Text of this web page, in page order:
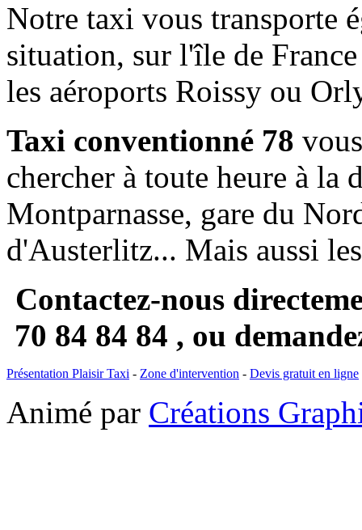
Notre taxi vous transporte
situation, sur l'île de
les aéroports Roissy ou
Taxi conventionné 78
chercher à toute heure à la
Montparnasse, gare du
d'Austerlitz... Mais aussi
Contactez-nous
70 84 84 84 , ou
Présentation Plaisir Taxi - Zone d'intervention - Devis gratuit en ligne
Animé par Créations